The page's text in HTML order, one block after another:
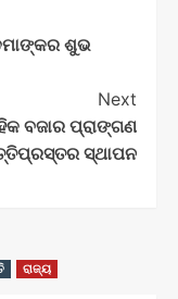
ଶୁଭ
Next
ବଜାର ପ୍ରାଙ୍ଗଣ
ସ୍ଥାପନ
ରାଜ୍ୟ